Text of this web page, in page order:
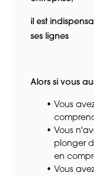
il est
ses lignes
Alors si vous
Vous
Vous
plonger
en
Vous